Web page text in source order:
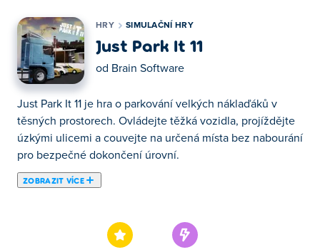
HRY SIMULAČNÍ HRY
Just Park It 11
od Brain Software
Just Park It 11 je hra o parkování velkých náklaďáků v
těsných prostorech. Ovládejte těžká vozidla, projíždějte
úzkými ulicemi a couvejte na určená místa bez nabourání
pro bezpečné dokončení úrovní.
ZOBRAZIT VÍCE